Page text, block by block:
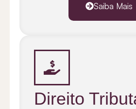
Saiba Mais
Direito